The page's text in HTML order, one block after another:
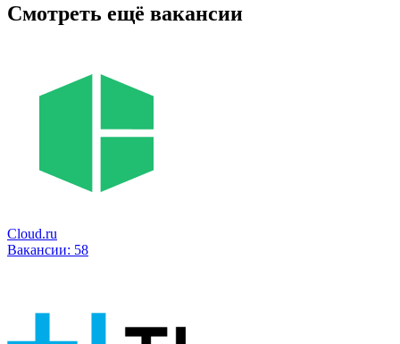
Смотреть ещё вакансии
Cloud.ru
Вакансии: 58